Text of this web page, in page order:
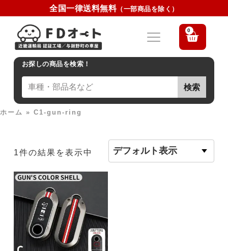
全国一律送料無料（一部商品を除く）
0
お探しの商品を検索！
検索
ホーム » C1-gun-ring
1件の結果を表示中